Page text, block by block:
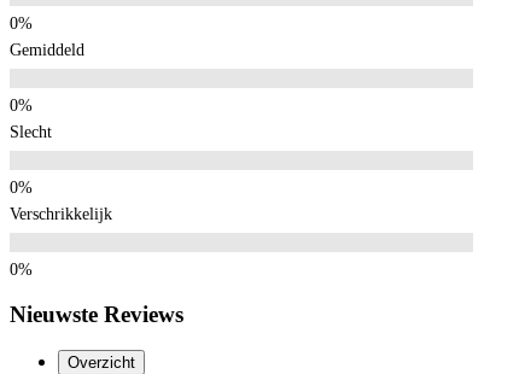
Gemiddeld
Slecht
Verschrikkelijk
Nieuwste Reviews
Overzicht